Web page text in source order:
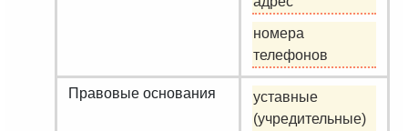
номера
телефонов
Правовые основания
уставные
(учредительные)